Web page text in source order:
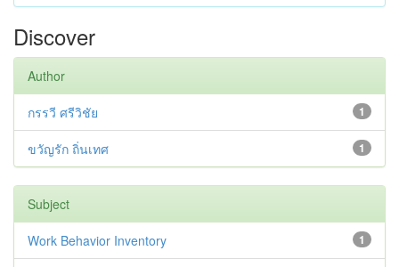
Discover
Author
1
กรรวี ศรีวิชัย
1
ขวัญรัก ถิ่นเทศ
Subject
1
Work Behavior Inventory